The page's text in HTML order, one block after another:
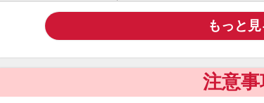
もっと見
注意事